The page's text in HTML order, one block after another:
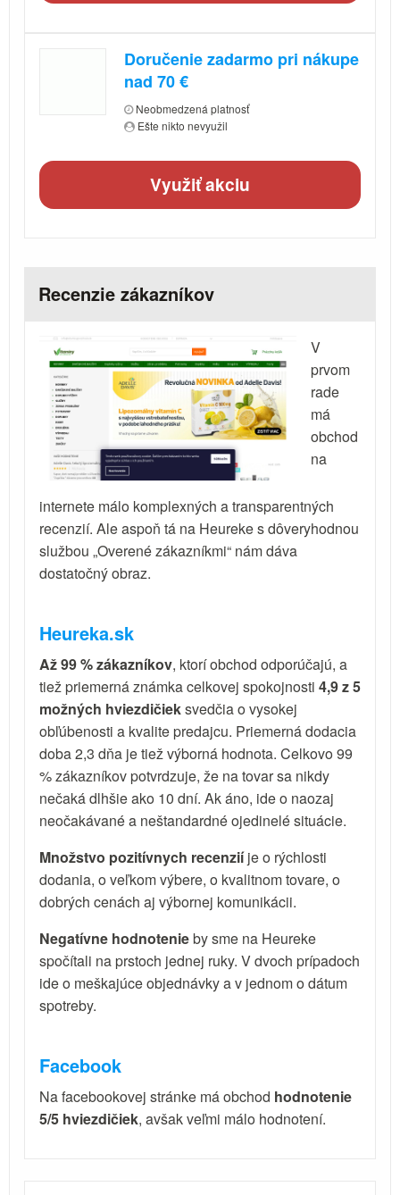
Doručenie zadarmo pri nákupe
nad 70 €
Neobmedzená platnosť
Ešte nikto nevyužil
Využiť akciu
Recenzie zákazníkov
V
prvom
rade
má
obchod
na
internete málo komplexných a transparentných
recenzií. Ale aspoň tá na Heureke s dôveryhodnou
službou „Overené zákazníkmi“ nám dáva
dostatočný obraz.
Heureka.sk
Až 99 % zákazníkov, ktorí obchod odporúčajú, a
tiež priemerná známka celkovej spokojnosti 4,9 z 5
možných hviezdičieksvedčia o vysokej
obľúbenosti a kvalite predajcu. Priemerná dodacia
doba 2,3 dňa je tiež výborná hodnota. Celkovo 99
% zákazníkov potvrdzuje, že na tovar sa nikdy
nečaká dlhšie ako 10 dní. Ak áno, ide o naozaj
neočakávané a neštandardné ojedinelé situácie.
Množstvo pozitívnych recenziíje o rýchlosti
dodania, o veľkom výbere, o kvalitnom tovare, o
dobrých cenách aj výbornej komunikácii.
Negatívne hodnotenieby sme na Heureke
spočítali na prstoch jednej ruky. V dvoch prípadoch
ide o meškajúce objednávky a v jednom o dátum
spotreby.
Facebook
Na facebookovej stránke má obchod hodnotenie
5/5 hviezdičiek, avšak veľmi málo hodnotení.